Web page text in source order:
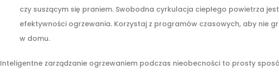
czy suszącym się praniem. Swobodna cyrkulacja ciepłego powietrza
efektywności ogrzewania. Korzystaj z programów czasowych, aby nie
w domu.
Inteligentne zarządzanie ogrzewaniem podczas nieobecności to prosty